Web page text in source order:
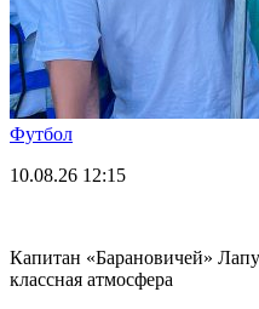
Футбол
10.08.26 12:15
Капитан «Барановичей»
классная атмосфера